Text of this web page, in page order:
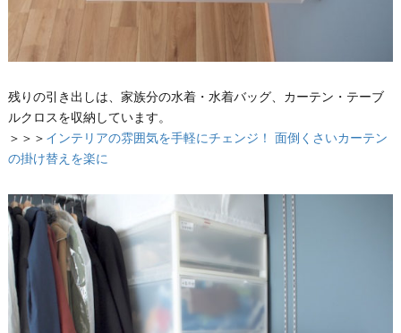
残りの引き出しは、家族分の水着・水着バッグ、カーテン・テーブ
ルクロスを収納しています。
＞＞＞ インテリアの雰囲気を手軽にチェンジ！ 面倒くさいカーテン
の掛け替えを楽に